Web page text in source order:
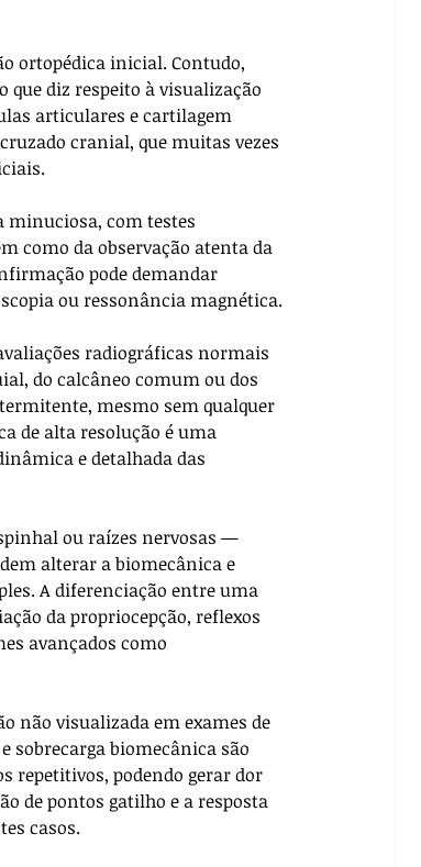
ortopédica inicial. Contudo,
diz respeito à visualização
articulares e cartilagem
cranial, que muitas vezes
minuciosa, com testes
como da observação atenta da
pode demandar
ou ressonância magnética.
radiográficas normais
do calcâneo comum ou dos
mesmo sem qualquer
de alta resolução é uma
e detalhada das
ou raízes nervosas —
alterar a biomecânica e
A diferenciação entre uma
da propriocepção, reflexos
avançados como
não visualizada em exames de
sobrecarga biomecânica são
repetitivos, podendo gerar dor
de pontos gatilho e a resposta
casos.